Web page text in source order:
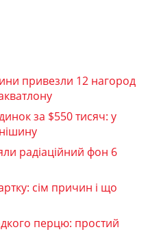
привезли 12 нагород
за $550 тисяч: у
радіаційний фон 6
сім причин і що
перцю: простий